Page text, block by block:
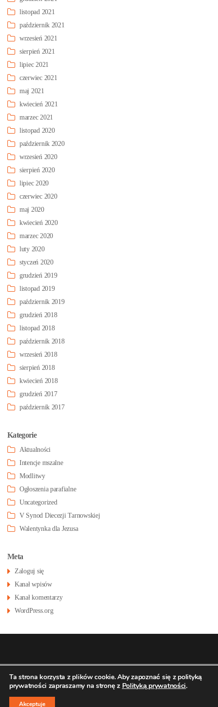
listopad 2021
październik 2021
wrzesień 2021
sierpień 2021
lipiec 2021
czerwiec 2021
maj 2021
kwiecień 2021
marzec 2021
listopad 2020
październik 2020
wrzesień 2020
sierpień 2020
lipiec 2020
czerwiec 2020
maj 2020
kwiecień 2020
marzec 2020
luty 2020
styczeń 2020
grudzień 2019
listopad 2019
październik 2019
grudzień 2018
listopad 2018
październik 2018
wrzesień 2018
sierpień 2018
kwiecień 2018
grudzień 2017
październik 2017
Kategorie
Aktualności
Intencje mszalne
Modlitwy
Ogłoszenia parafialne
Uncategorized
V Synod Diecezji Tarnowskiej
Walentynka dla Jezusa
Meta
Zaloguj się
Kanał wpisów
Kanał komentarzy
WordPress.org
© 2026Konatsu.pldlaParafia św Stanisława
BM w Pustkowie Osiedlu
Polityka
prywatności
Ta strona korzysta z plików cookie. Aby zapoznać się z polityką
prywatności zapraszamy na stronę z Polityką prywatności.
Akceptuje